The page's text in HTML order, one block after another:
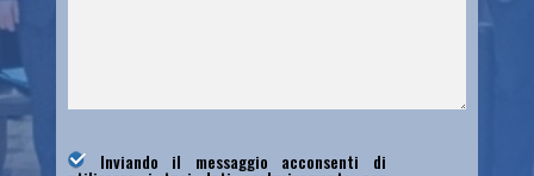
Inviando il messaggio acconsenti di